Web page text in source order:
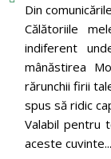
Din
Călătoriile
indiferent
mânăstirea
rărunchii firii
spus să ridic
Valabil pentru
aceste cuvinte...